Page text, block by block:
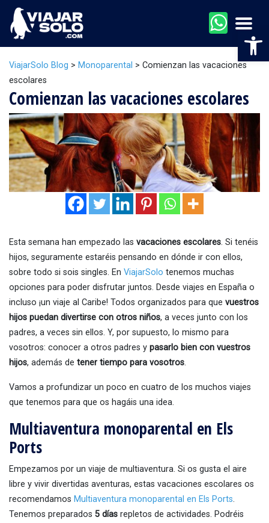
ViajarSolo Blog > Monoparental > Comienzan las vacaciones
escolares
Comienzan las vacaciones escolares
Esta semana han empezado las vacaciones escolares. Si tenéis
hijos, seguramente estaréis pensando en dónde ir con ellos,
sobre todo si sois singles. En ViajarSolo tenemos muchas
opciones para poder disfrutar juntos. Desde viajes en España o
incluso ¡un viaje al Caribe! Todos organizados para que vuestros
hijos puedan divertirse con otros niños, a veces junto con los
padres, a veces sin ellos. Y, por supuesto, lo mismo para
vosotros: conocer a otros padres y pasarlo bien con vuestros
hijos, además de tener tiempo para vosotros.
Vamos a profundizar un poco en cuatro de los muchos viajes
que tenemos para que os hagáis una idea.
Multiaventura monoparental en Els
Ports
Empezamos por un viaje de multiaventura. Si os gusta el aire
libre y vivir divertidas aventuras, estas vacaciones escolares os
recomendamos Multiaventura monoparental en Els Ports.
Tenemos preparados 5 días repletos de actividades. Podréis